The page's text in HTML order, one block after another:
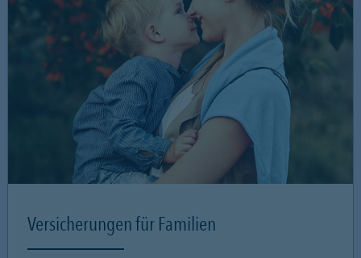
Versicherungen für Familien